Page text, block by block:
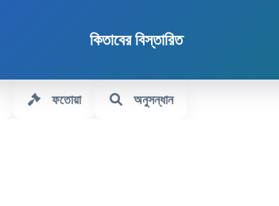
কিতাবের বিস্তারিত
ফতোয়া অনুসন্ধান